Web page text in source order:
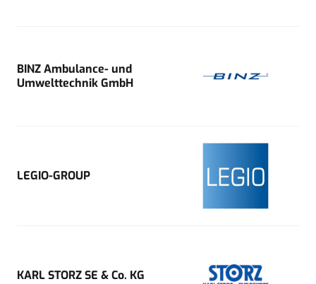
BINZ Ambulance- und
Umwelttechnik GmbH
LEGIO-GROUP
KARL STORZ SE & Co. KG